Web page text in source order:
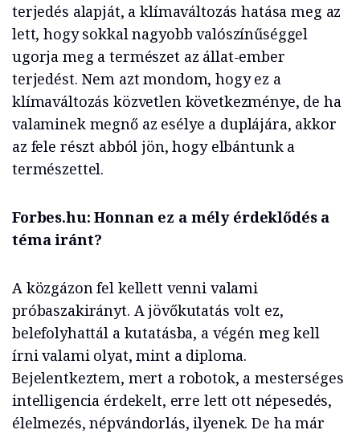
terjedés alapját, a klímaváltozás hatása meg az
lett, hogy sokkal nagyobb valószínűséggel
ugorja meg a természet az állat-ember
terjedést. Nem azt mondom, hogy ez a
klímaváltozás közvetlen következménye, de ha
valaminek megnő az esélye a duplájára, akkor
az fele részt abból jön, hogy elbántunk a
természettel.
Forbes.hu: Honnan ez a mély érdeklődés a
téma iránt?
A közgázon fel kellett venni valami
próbaszakirányt. A jövőkutatás volt ez,
belefolyhattál a kutatásba, a végén meg kell
írni valami olyat, mint a diploma.
Bejelentkeztem, mert a robotok, a mesterséges
intelligencia érdekelt, erre lett ott népesedés,
élelmezés, népvándorlás, ilyenek. De ha már